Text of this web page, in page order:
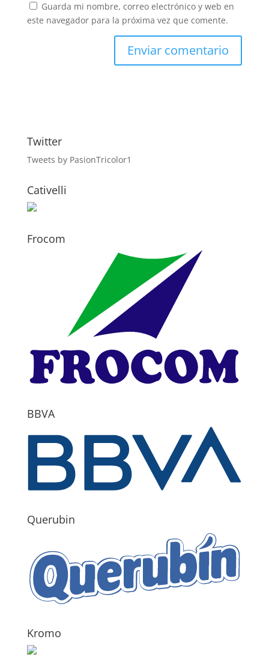
Guarda mi nombre, correo electrónico y web en
este navegador para la próxima vez que comente.
Twitter
Tweets by PasionTricolor1
Cativelli
Frocom
BBVA
Querubin
Kromo